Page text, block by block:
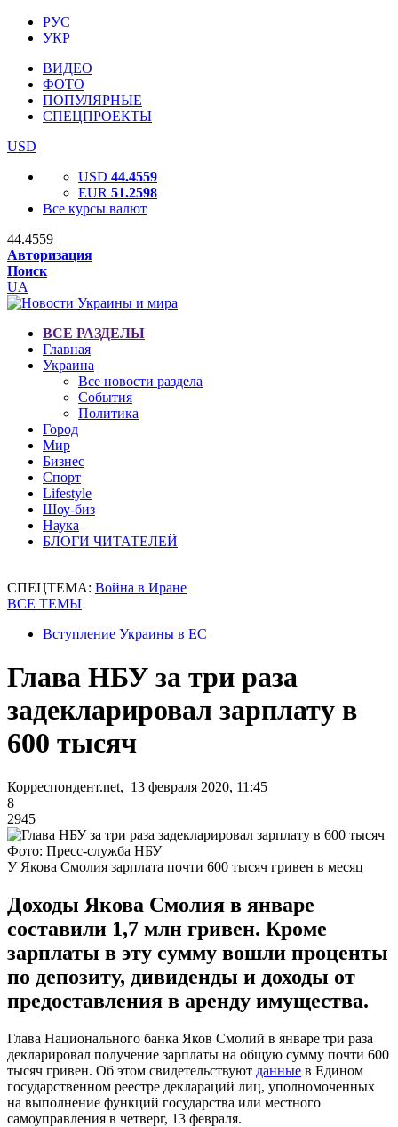
РУС
УКР
ВИДЕО
ФОТО
ПОПУЛЯРНЫЕ
СПЕЦПРОЕКТЫ
USD
USD 44.4559
EUR 51.2598
Все курсы валют
44.4559
Авторизация
Поиск
UA
ВСЕ РАЗДЕЛЫ
Главная
Украина
Все новости раздела
События
Политика
Город
Мир
Бизнес
Спорт
Lifestyle
Шоу-биз
Наука
БЛОГИ ЧИТАТЕЛЕЙ
СПЕЦТЕМА: Война в Иране
ВСЕ ТЕМЫ
Вступление Украины в ЕС
Глава НБУ за три раза
задекларировал зарплату в
600 тысяч
Корреспондент.net, 13 февраля 2020, 11:45
8
2945
Фото: Пресс-служба НБУ
У Якова Смолия зарплата почти 600 тысяч гривен в месяц
Доходы Якова Смолия в январе
составили 1,7 млн гривен. Кроме
зарплаты в эту сумму вошли проценты
по депозиту, дивиденды и доходы от
предоставления в аренду имущества.
Глава Национального банка Яков Смолий в январе три раза
декларировал получение зарплаты на общую сумму почти 600
тысяч гривен. Об этом свидетельствуют данные в Едином
государственном реестре деклараций лиц, уполномоченных
на выполнение функций государства или местного
самоуправления в четверг, 13 февраля.